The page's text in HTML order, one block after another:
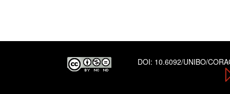
DOI: 10.6092/UNIBO/